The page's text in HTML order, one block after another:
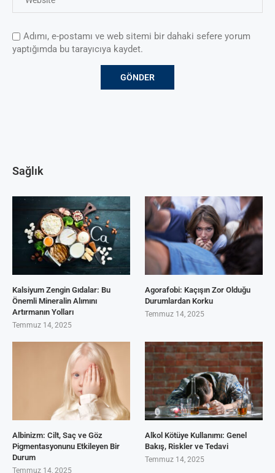
Adımı, e-postamı ve web sitemi bir dahaki sefere yorum
yaptığımda bu tarayıcıya kaydet.
Sağlık
Kalsiyum Zengin Gıdalar: Bu
Önemli Mineralin Alımını
Artırmanın Yolları
Temmuz 14, 2025
Agorafobi: Kaçışın Zor Olduğu
Durumlardan Korku
Temmuz 14, 2025
Albinizm: Cilt, Saç ve Göz
Pigmentasyonunu Etkileyen Bir
Durum
Temmuz 14, 2025
Alkol Kötüye Kullanımı: Genel
Bakış, Riskler ve Tedavi
Temmuz 14, 2025